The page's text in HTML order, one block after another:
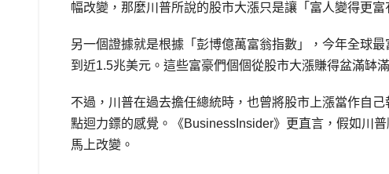
幅改變，那麼川普所說的股市大漲只是讓「富人變得更富
另一個證據就是根據「彭博億萬富翁指數」，今年全球
到近1.5兆美元。這些富豪們個個從股市大漲賺得盆滿缽滿
不過，川普在過去擔任總統時，也曾將股市上漲當作自
點迴力鏢的感覺。《BusinessInsider》更直言，假如川
馬上改變。